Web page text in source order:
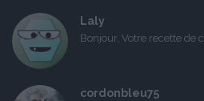
Laly
Bonjour, Votre recette de
cordonbleu75